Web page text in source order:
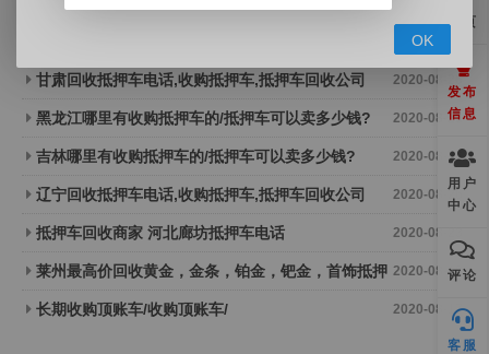
2020-10-26
2020-08-26
甘肃回收抵押车电话,收购抵押车,抵押车回收公司
2020-08-26
黑龙江哪里有收购抵押车的/抵押车可以卖多少钱?
2020-08-26
吉林哪里有收购抵押车的/抵押车可以卖多少钱?
2020-08-26
辽宁回收抵押车电话,收购抵押车,抵押车回收公司
2020-08-23
抵押车回收商家 河北廊坊抵押车电话
2020-08-18
莱州最高价回收黄金，金条，铂金，钯金，首饰抵押
24小时提供上门回收业务 2020-08-17
长期收购顶账车/收购顶账车/
首页
发布
信息
用户
中心
评论
客服
OK